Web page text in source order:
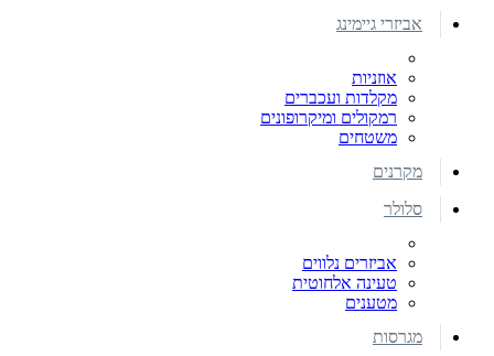
אביזרי גיימינג
אוזניות
מקלדות ועכברים
רמקולים ומיקרופונים
משטחים
מקרנים
סלולר
אביזרים נלווים
טעינה אלחוטית
מטענים
מגרסות